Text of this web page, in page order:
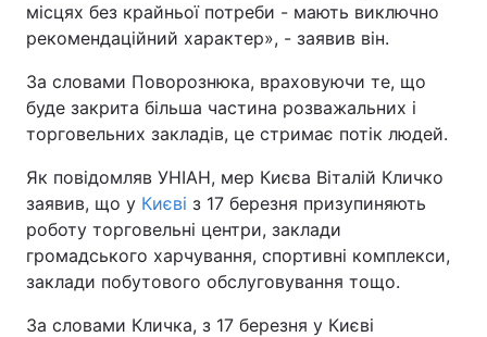
місцях без крайньої потреби - мають виключно
рекомендаційний характер», - заявив він.
За словами Поворознюка, враховуючи те, що
буде закрита більша частина розважальних і
торговельних закладів, це стримає потік людей.
Як повідомляв УНІАН, мер Києва Віталій Кличко
заявив, що у Києві з 17 березня призупиняють
роботу торговельні центри, заклади
громадського харчування, спортивні комплекси,
заклади побутового обслуговування тощо.
За словами Кличка, з 17 березня у Києві